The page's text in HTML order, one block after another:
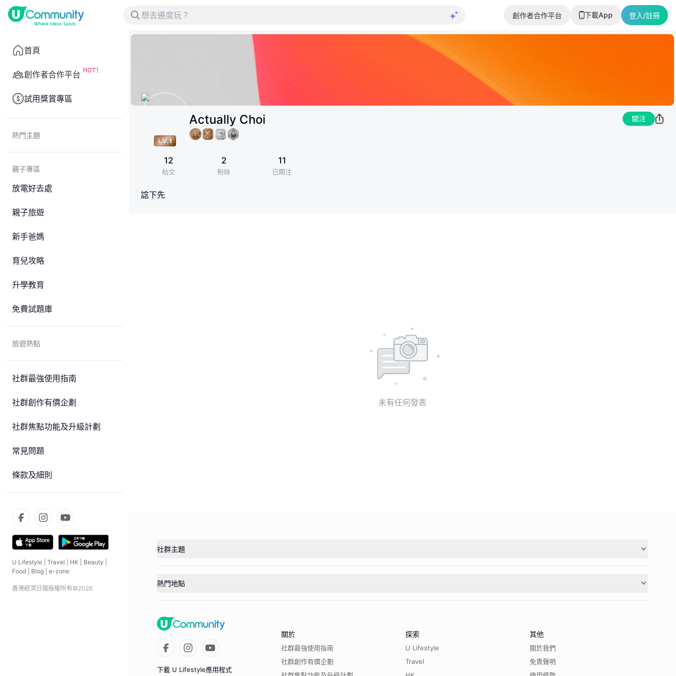
創作者合作平台 下載App 登入/註冊
首頁
創作者合作平台
試用獎賞專區
熱門主題
親子專區
放電好去處
親子旅遊
新手爸媽
育兒攻略
升學教育
免費試題庫
旅遊熱點
社群最強使用指南
社群創作有價企劃
社群焦點功能及升級計劃
常見問題
條款及細則
U Lifestyle Travel HK Beauty
Food
Blog e-zone
香港經濟日報版權所有©2026
Actually Choi 關注
12
帖文
2
粉絲
11
已關注
諗下先
未有任何發表
社群主題
熱門地點
下載 U Lifestyle應用程式
關於
社群最強使用指南
社群創作有價企劃
探索
U Lifestyle
Travel
其他
關於我們
免責聲明